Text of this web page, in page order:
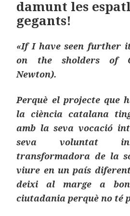
damunt les
gegants!
«If I have seen further
on the sholders of
Newton).
Perquè el projecte que
la ciència catalana
amb la seva vocació
seva voluntat
transformadora de la
viure en un país
deixi al marge a
ciutadania perquè no té